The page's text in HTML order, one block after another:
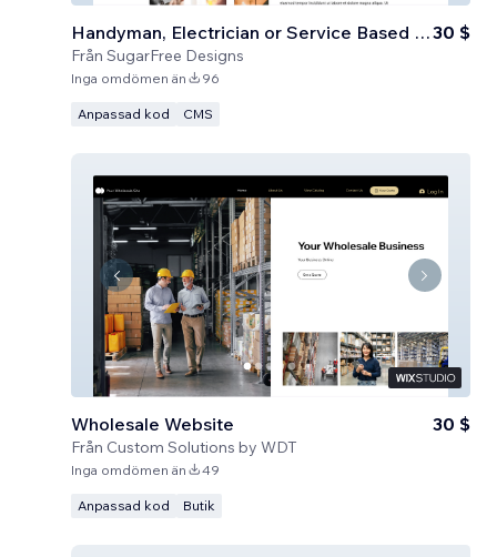
Handyman, Electrician or Service Based Business
Från SugarFree Designs
30 $
Inga omdömen än 96
Anpassad kod CMS
Wholesale Website
Från Custom Solutions by WDT
30 $
Inga omdömen än 49
Anpassad kod Butik